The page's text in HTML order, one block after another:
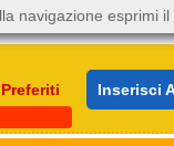
Preferiti Inserisci
navigazione esprimi il